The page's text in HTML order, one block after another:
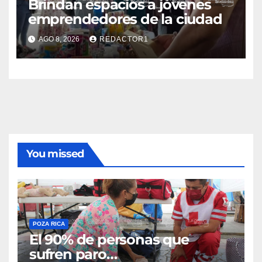
Brindan espacios a jóvenes
emprendedores de la ciudad
AGO 8, 2026 REDACTOR1
You missed
POZA RICA
El 90% de personas que
sufren paro